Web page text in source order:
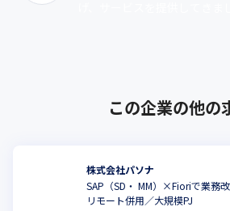
この企業の他の
株式会社パソナ
SAP（SD・ MM）×Fioriで業務
リモート併用／大規模PJ